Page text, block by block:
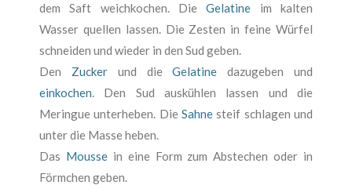
dem Saft weichkochen. DieGelatine im kalten
Wasser quellen lassen. Die Zesten in feine Würfel
schneiden und wieder in den Sud geben.
Den Zuckerund dieGelatine dazugeben und
einkochen. Den Sud auskühlen lassen und die
Meringue unterheben. Die Sahne steif schlagen und
unter die Masse heben.
Das Moussein eine Form zum Abstechen oder in
Förmchen geben.